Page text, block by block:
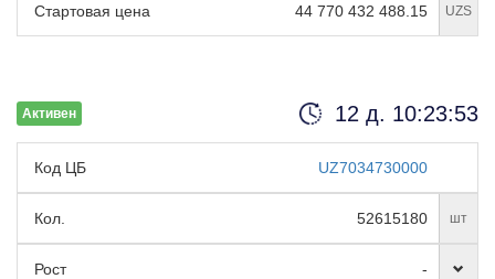
Стартовая цена 44 770 432 488.15 UZS
Активен 12 д. 10:23:52
Код ЦБ UZ7034730000
Кол. 52615180 шт
Рост -